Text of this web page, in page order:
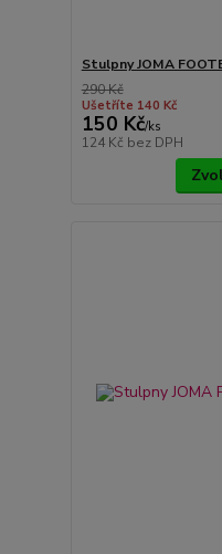
Stulpny JOMA
290 Kč
Ušetříte 140 Kč
150 Kč/ks
124 Kč bez DPH